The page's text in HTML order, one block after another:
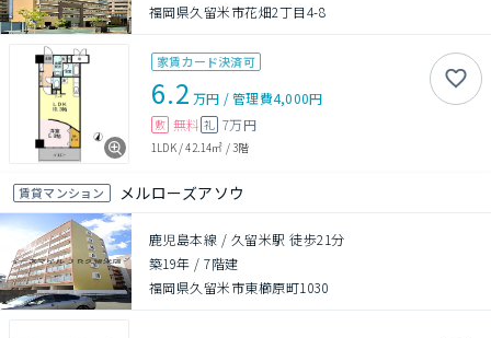
福岡県久留米市花畑2丁目4-8
家賃カード決済可
6.2 万円 /管理費4,000円
敷 無料 礼 7万円
1LDK/42.14㎡ /3階
賃貸マンション メルローズアソウ
鹿児島本線 / 久留米駅 徒歩21分
築19年 /7階建
福岡県久留米市東櫛原町1030